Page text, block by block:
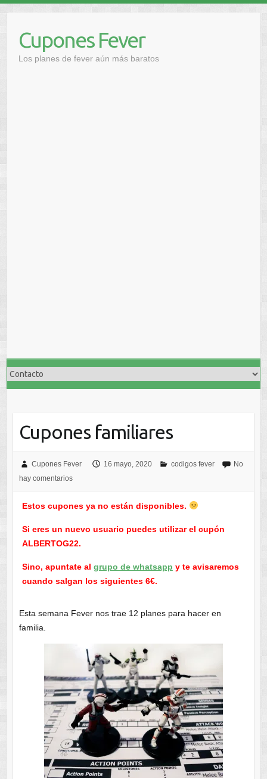
contenidoCupones Fever
Los planes de fever aún más baratos
Cupones familiares
Cupones Fever 16 mayo, 2020 codigos fever
No
hay comentarios
Estos cupones ya no están disponibles.
Si eres un nuevo usuario puedes utilizar el cupón
ALBERTOG22.
Sino, apuntate al grupo de whatsapp y te avisaremos
cuando salgan los siguientes 6€.
Esta semana Fever nos trae 12 planes para hacer en
familia.